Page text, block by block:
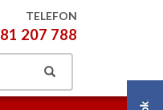
TELEFON
207 788